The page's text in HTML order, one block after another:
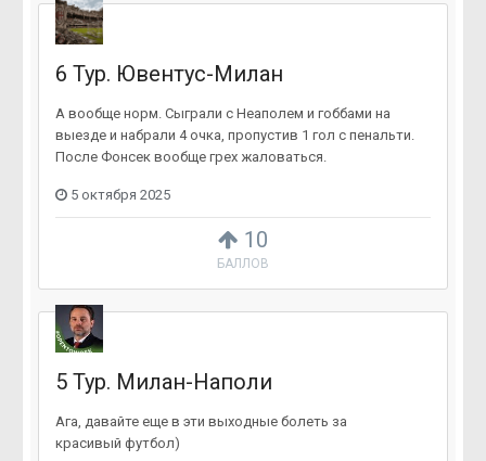
10
БАЛЛОВ
6 Тур. Ювентус-Милан
А вообще норм. Сыграли с Неаполем и гоббами на
выезде и набрали 4 очка, пропустив 1 гол с пенальти.
После Фонсек вообще грех жаловаться.
5 октября 2025
5 Тур. Милан-Наполи
Ага, давайте еще в эти выходные болеть за
красивый футбол)